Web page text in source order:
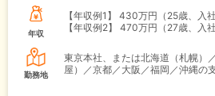
年収
【年収例1】
430万円（25歳、入
【年収例2】
470万円（27歳、入
勤務地
東京本社、または北海道（札幌）
屋）／京都／大阪／福岡／沖縄の